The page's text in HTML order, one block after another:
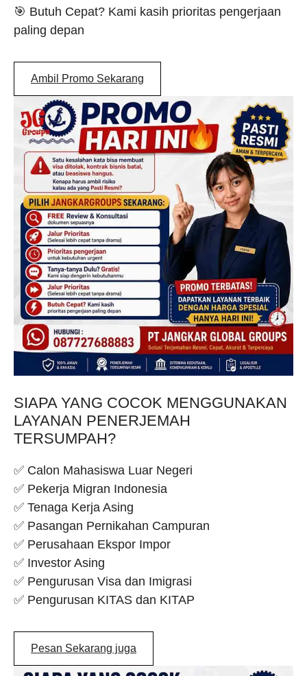
🎯 Butuh Cepat? Kami kasih prioritas pengerjaan
paling depan
Ambil Promo Sekarang
SIAPA YANG COCOK MENGGUNAKAN
LAYANAN PENERJEMAH
TERSUMPAH?
✅ Calon Mahasiswa Luar Negeri
✅ Pekerja Migran Indonesia
✅ Tenaga Kerja Asing
✅ Pasangan Pernikahan Campuran
✅ Perusahaan Ekspor Impor
✅ Investor Asing
✅ Pengurusan Visa dan Imigrasi
✅ Pengurusan KITAS dan KITAP
Pesan Sekarang juga